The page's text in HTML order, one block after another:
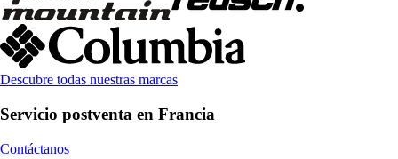
Descubre todas nuestras marcas
Servicio postventa en Francia
Contáctanos